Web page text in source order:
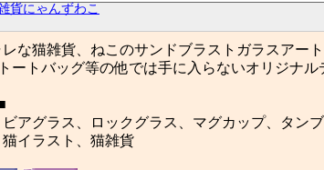
貨にゃんずわこ
な猫雑貨、ねこのサンドブラストガラスアー
ートバッグ等の他では手に入らないオリジナル
アグラス、ロックグラス、マグカップ、タン
イラスト、猫雑貨